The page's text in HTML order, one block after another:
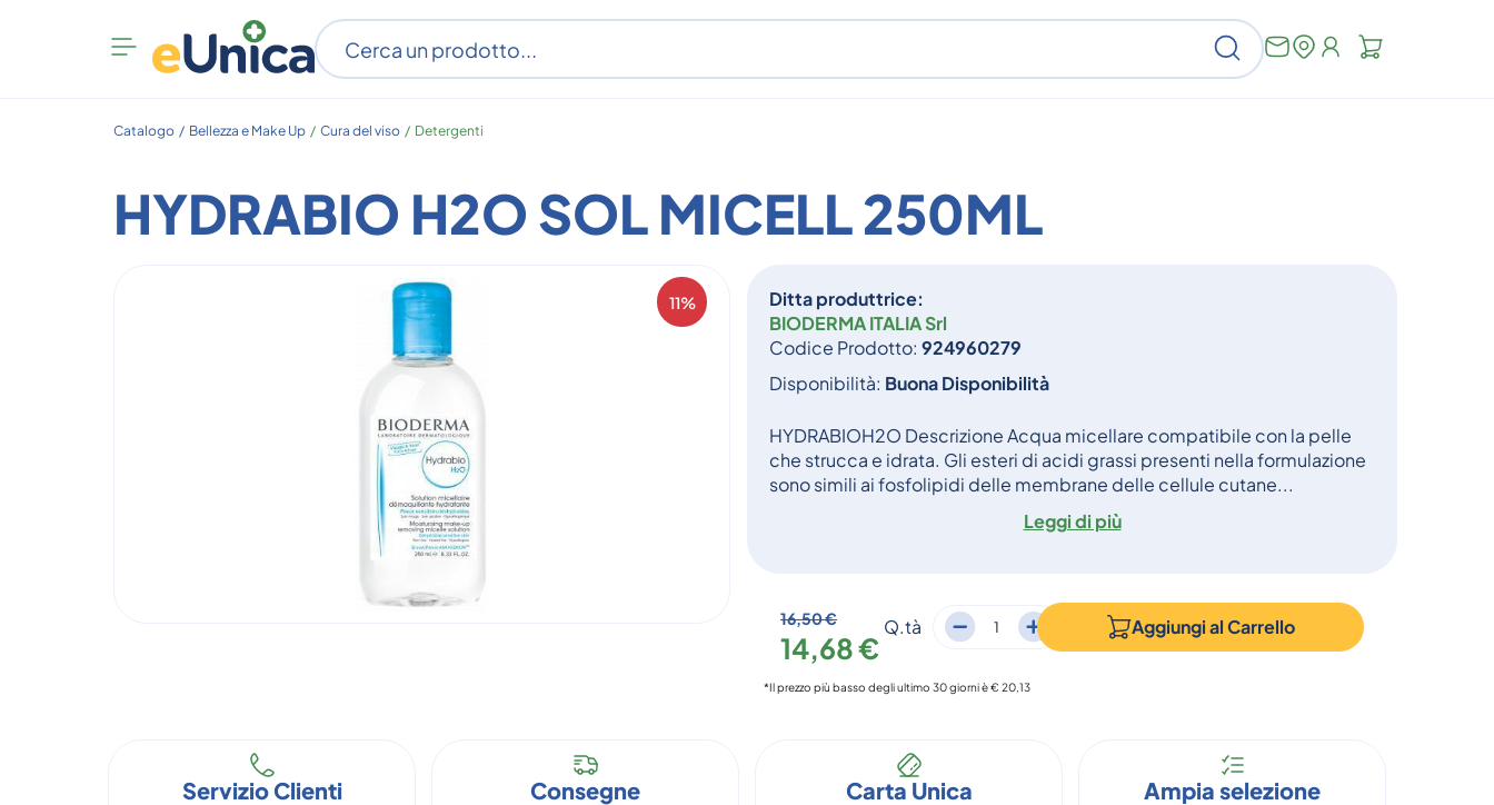
Apri
menu
Cerca
Catalogo / Bellezza e Make Up / Cura del viso / Detergenti
HYDRABIO H2O SOL MICELL 250ML
11%
Ditta produttrice:
BIODERMA ITALIA Srl
Codice Prodotto: 924960279
Disponibilità: Buona Disponibilità
HYDRABIOH2O Descrizione Acqua micellare compatibile con la pelle
che strucca e idrata. Gli esteri di acidi grassi presenti nella formulazione
sono simili ai fosfolipidi delle membrane delle cellule cutane...
Leggi di più
16,50 €
14,68 €
Q.tà Aggiungi alCarrello
*Il prezzo più basso degli ultimo 30 giorni è € 20,13
Servizio Clienti Consegne Carta Unica Ampia selezione